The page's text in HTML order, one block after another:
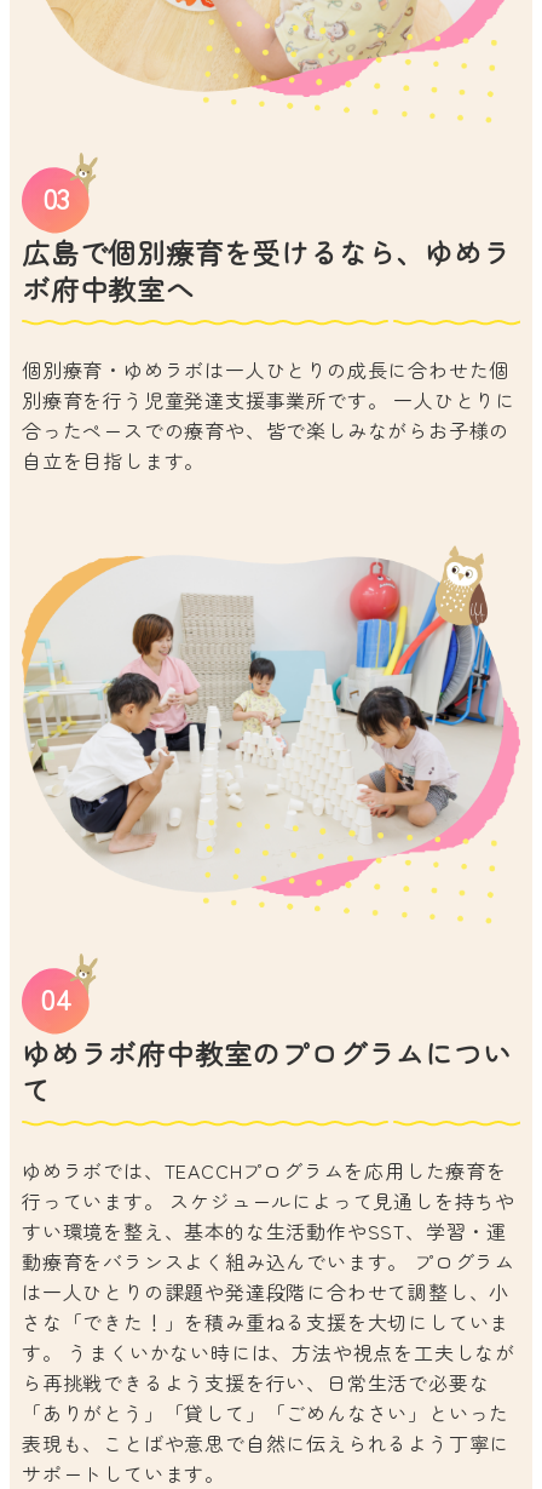
広島で個別療育を受けるなら、ゆめラ
ボ府中教室へ
個別療育・ゆめラボは一人ひとりの成長に合わせた個
別療育を行う児童発達支援事業所です。 一人ひとりに
合ったペースでの療育や、皆で楽しみながらお子様の
自立を目指します。
ゆめラボ府中教室のプログラムについ
て
ゆめラボでは、TEACCHプログラムを応用した療育を
行っています。 スケジュールによって見通しを持ちや
すい環境を整え、基本的な生活動作やSST、学習・運
動療育をバランスよく組み込んでいます。 プログラム
は一人ひとりの課題や発達段階に合わせて調整し、小
さな「できた！」を積み重ねる支援を大切にしていま
す。 うまくいかない時には、方法や視点を工夫しなが
ら再挑戦できるよう支援を行い、日常生活で必要な
「ありがとう」「貸して」「ごめんなさい」といった
表現も、ことばや意思で自然に伝えられるよう丁寧に
サポートしています。